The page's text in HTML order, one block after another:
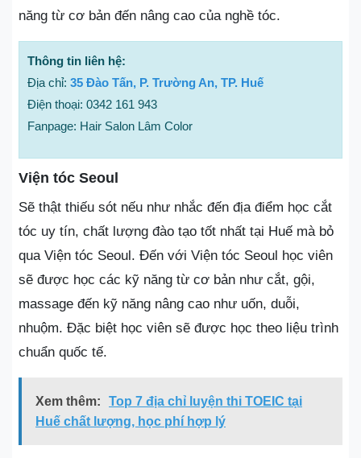
năng từ cơ bản đến nâng cao của nghề tóc.
Thông tin liên hệ:
Địa chỉ: 35 Đào Tấn, P. Trường An, TP. Huế
Điện thoại: 0342 161 943
Fanpage: Hair Salon Lâm Color
Viện tóc Seoul
Sẽ thật thiếu sót nếu như nhắc đến địa điểm học cắt
tóc uy tín, chất lượng đào tạo tốt nhất tại Huế mà bỏ
qua Viện tóc Seoul. Đến với Viện tóc Seoul học viên
sẽ được học các kỹ năng từ cơ bản như cắt, gội,
massage đến kỹ năng nâng cao như uốn, duỗi,
nhuộm. Đặc biệt học viên sẽ được học theo liệu trình
chuẩn quốc tế.
Xem thêm:
Top 7 địa chỉ luyện thi TOEIC tại
Huế chất lượng, học phí hợp lý